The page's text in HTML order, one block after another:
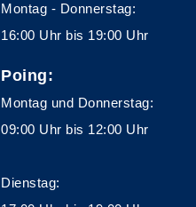
Montag - Donnerstag:
16:00 Uhr bis 19:00 Uhr
Poing:
Montag und Donnerstag:
09:00 Uhr bis 12:00 Uhr
Dienstag: